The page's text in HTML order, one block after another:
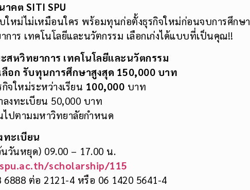
าคต SITI SPU
ใหม่ไม่เหมือนใคร พร้อมทุนก่อตั้งธุรกิจใหม่ก่อนจบการศึกษา
การ เทคโนโลยีและนวัตกรรม เลือกเก่งได้แบบที่เป็นคุณ!!
สหวิทยาการ เทคโนโลยีและนวัตกรรม
ลือก รับทุนการศึกษาสูงสุด 150,000 บาท
จใหม่ระหว่างเรียน 100,000 บาท
งทะเบียน 50,000 บาท
ไปตามมหาวิทยาลัยกำหนด
ทะเบียน
นวันหยุด) 09.00 – 17.00 น.
scholarship/115
6888 ต่อ 2121-4 หรือ 06 1420 5641-4